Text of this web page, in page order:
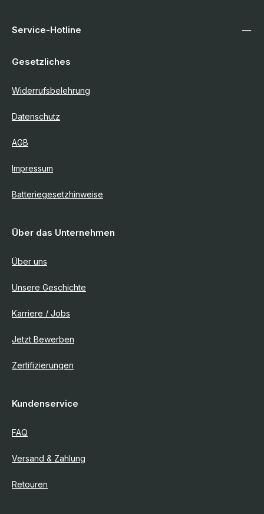
Service-Hotline
Gesetzliches
Widerrufsbelehrung
Datenschutz
AGB
Impressum
Batteriegesetzhinweise
Über das Unternehmen
Über uns
Unsere Geschichte
Karriere / Jobs
Jetzt Bewerben
Zertifizierungen
Kundenservice
FAQ
Versand & Zahlung
Retouren